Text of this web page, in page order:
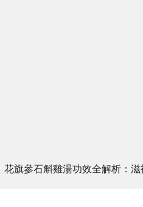
花旗參石斛雞湯功效全解析：